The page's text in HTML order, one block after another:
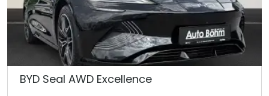
BYD Seal AWD Excellence